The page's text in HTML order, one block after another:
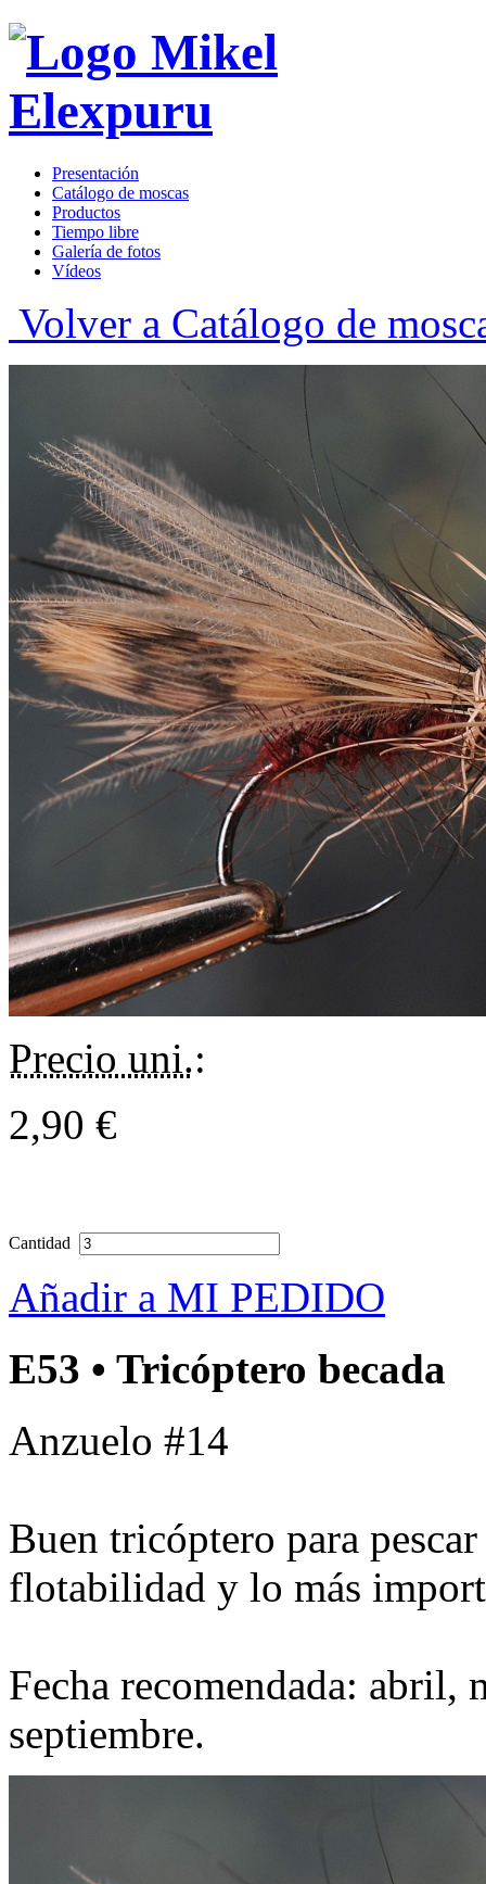
Presentación
Catálogo de moscas
Productos
Tiempo libre
Galería de fotos
Vídeos
Volver a Catálogo de
Precio uni.:
2,90 €
Cantidad
Añadir a MI PEDIDO
E53 • Tricóptero becada
Anzuelo #14
Buen tricóptero para
flotabilidad y lo más
Fecha recomendada:
septiembre.